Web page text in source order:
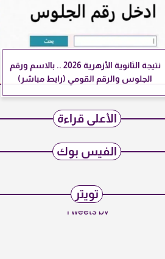
نتيجة الثانوية الأزهرية 2026 .. بالاسم ورقم
الجلوس والرقم القومي (رابط مباشر)
الأعلى قراءة
الفيس بوك
تويتر
Tweets by